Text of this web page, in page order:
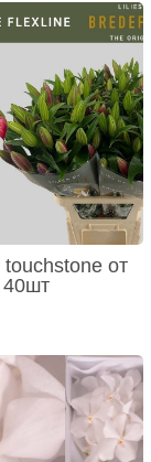
touchstone от
40шт